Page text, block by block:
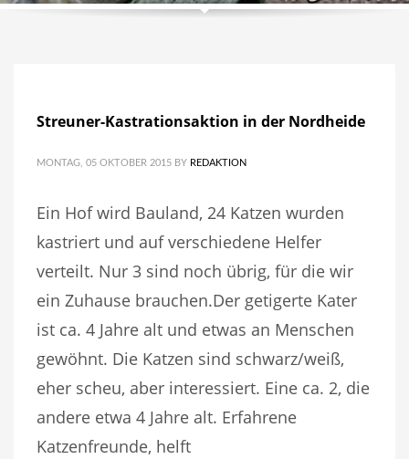
Streuner-Kastrationsaktion in der Nordheide
MONTAG, 05 OKTOBER 2015 BY REDAKTION
Ein Hof wird Bauland, 24 Katzen wurden
kastriert und auf verschiedene Helfer
verteilt. Nur 3 sind noch übrig, für die wir
ein Zuhause brauchen.Der getigerte Kater
ist ca. 4 Jahre alt und etwas an Menschen
gewöhnt. Die Katzen sind schwarz/weiß,
eher scheu, aber interessiert. Eine ca. 2, die
andere etwa 4 Jahre alt. Erfahrene
Katzenfreunde, helft